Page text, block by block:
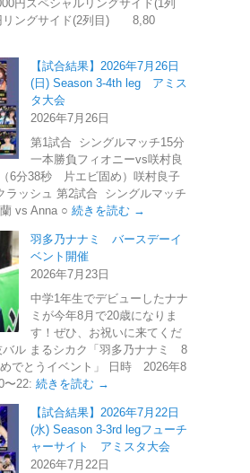
スペシャルリングサイド(1列
ングサイド(2列目) 8,80
【試合結果】2026年7月26日
(日) Season 3-4th leg アミス
タ大会
2026年7月26日
第1試合 シングルマッチ15分
一本勝負フィオニーvs咲村良
6分38秒 片エビ固め）咲村良子
ッシュ 第2試合 シングルマッチ
vs Anna ○ 続きを読む →
羽多乃ナナミ バースデーイ
ベント開催
2026年7月23日
中学1年生でデビューしたナナ
ミが今年8月で20歳になりま
す！ぜひ、お祝いに来てくだ
バル まるシカク「羽多乃ナナミ 8
めでとうイベント」 日時 2026年8
〜22: 続きを読む →
【試合結果】2026年7月22日
(水) Season 3-3rd legフューチ
ャーサイト アミスタ大会
2026年7月22日